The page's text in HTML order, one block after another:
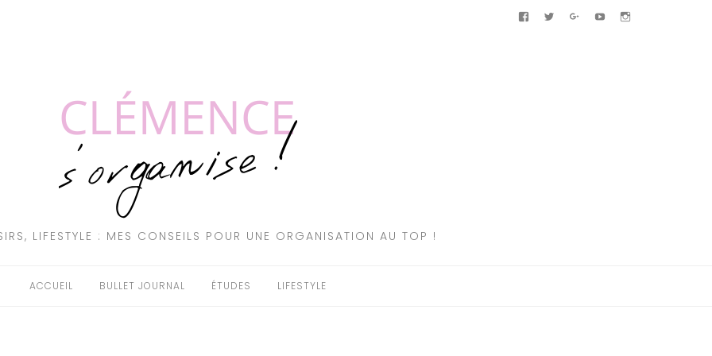
Facebook
TwitterGoogle+Youtube
LIFESTYLE : MES CONSEILS POUR UNE ORGANISATION AU TOP !
ACCUEIL BULLET JOURNAL ÉTUDES LIFESTYLE